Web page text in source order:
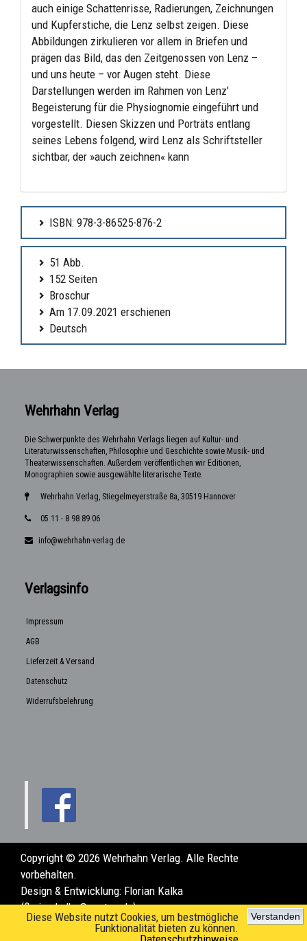
Diese Website nutzt Cookies, um bestmögliche
Funktionalität bieten zu können.
Verstanden
auch einige Schattenrisse, Radierungen, Zeichnungen
und Kupferstiche, die Lenz selbst zeigen. Diese
Abbildungen zirkulieren vor allem in Briefen und
prägen das Bild, das den Zeitgenossen von Lenz –
und uns heute – vor Augen steht. Diese
Darstellungen werden im Rahmen von Lenz’
Begeisterung für die Physiognomie eingeführt und
vorgestellt. Diesen Skizzen und Porträts entlang
seines Lebens folgend, wird Lenz als Schriftsteller
sichtbar, der »auch zeichnen« kann
ISBN: 978-3-86525-876-2
51 Abb.
152 Seiten
Broschur
Am 17.09.2021 erschienen
Deutsch
Wehrhahn Verlag
Die Schwerpunkte des Wehrhahn Verlags liegen auf Kultur- und
Literaturwissenschaften, Philosophie und Geschichte sowie Musik- und
Theaterwissenschaften. Außerdem veröffentlichen wir Editionen,
Monographien sowie ausgewählte literarische Texte.
Wehrhahn Verlag, Stiegelmeyerstraße 8a, 30519 Hannover
05 11 - 8 98 89 06
info@wehrhahn-verlag.de
Verlagsinfo
Impressum
AGB
Lieferzeit & Versand
Datenschutz
Widerrufsbelehrung
Copyright © 2026 Wehrhahn Verlag. Alle Rechte
vorbehalten.
Design & Entwicklung: Florian Kalka
(florian.kalka@posteo.de)
www.wehrhahn-verlag.de